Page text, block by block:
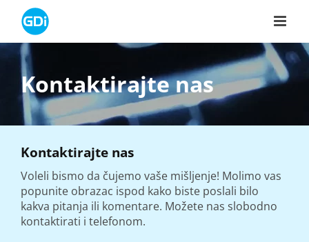
content
Kontaktirajte nas
Kontaktirajte nas
Voleli bismo da čujemo vaše mišljenje! Molimo vas
popunite obrazac ispod kako biste poslali bilo
kakva pitanja ili komentare. Možete nas slobodno
kontaktirati i telefonom.